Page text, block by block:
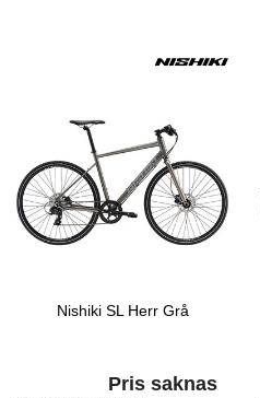
Nishiki SL Herr Grå
Pris saknas